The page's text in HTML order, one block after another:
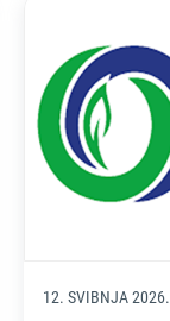
12. SVIBNJA 2026.